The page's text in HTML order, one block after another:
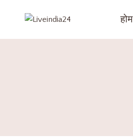
होम